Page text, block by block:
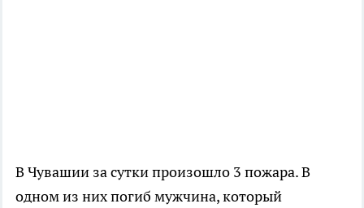
В Чувашии за сутки произошло 3 пожара. В
одном из них погиб мужчина, который